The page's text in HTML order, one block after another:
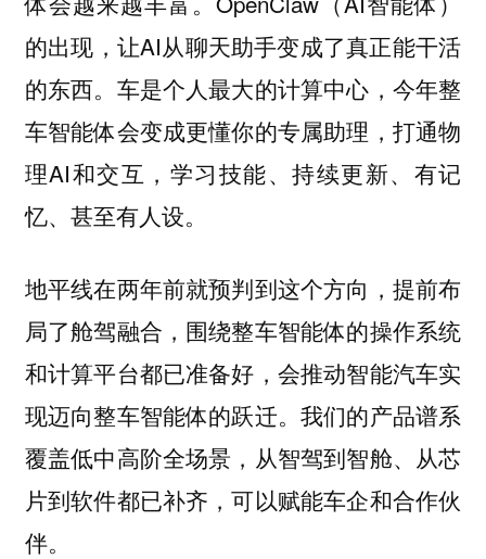
的出现，让AI从聊天助手变成了真正能干活
的东西。车是个人最大的计算中心，今年整
车智能体会变成更懂你的专属助理，打通物
理AI和交互，学习技能、持续更新、有记
忆、甚至有人设。
地平线在两年前就预判到这个方向，提前布
局了舱驾融合，围绕整车智能体的操作系统
和计算平台都已准备好，会推动智能汽车实
现迈向整车智能体的跃迁。我们的产品谱系
覆盖低中高阶全场景，从智驾到智舱、从芯
片到软件都已补齐，可以赋能车企和合作伙
伴。